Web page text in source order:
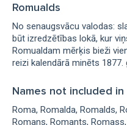
Romualds
No senaugsvācu valodas:
būt izredzētības lokā, kur
Romualdam mērķis bieži
reizi kalendārā minēts 1877.
Names not included
Roma Romalda Romalds
Romans Romants Romass